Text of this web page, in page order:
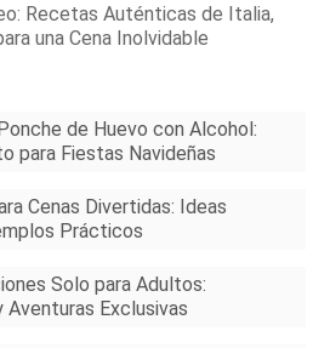
Recetas Auténticas de Italia,
una Cena Inolvidable
de Huevo con Alcohol:
para Fiestas Navideñas
Cenas Divertidas: Ideas
Prácticos
Solo para Adultos:
Aventuras Exclusivas